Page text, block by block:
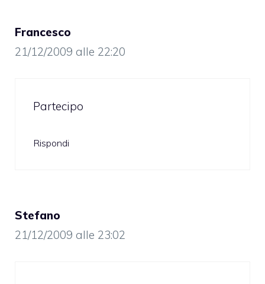
Francesco
21/12/2009 alle 22:20
Partecipo
Rispondi
Stefano
21/12/2009 alle 23:02